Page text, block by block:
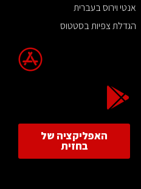
אנטי וירוס בעברית
הגדלת צפיות בסטטוס
האפליקציה של
בחזית